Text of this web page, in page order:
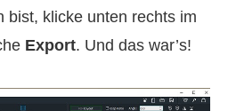
bist, klicke unten rechts im
Export. Und das war’s!